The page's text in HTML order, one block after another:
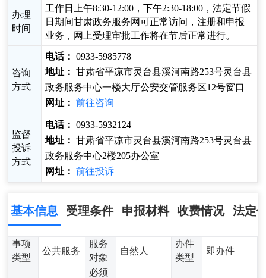
办理
时间
工作日上午8:30-12:00，下午2:30-18:00，法定节假
日期间甘肃政务服务网可正常访问，注册和申报
业务，网上受理审批工作将在节后正常进行。
咨询
方式
电话： 0933-5985778
地址： 甘肃省平凉市灵台县溪河南路253号灵台县
政务服务中心一楼大厅公安交管服务区12号窗口
网址： 前往咨询
监督
投诉
方式
电话： 0933-5932124
地址： 甘肃省平凉市灵台县溪河南路253号灵台县
政务服务中心2楼205办公室
网址： 前往投诉
基本信息 受理条件 申报材料 收费情况 法定
事项
类型
公共服务
服务
对象
自然人
办件
类型
即办件
必须